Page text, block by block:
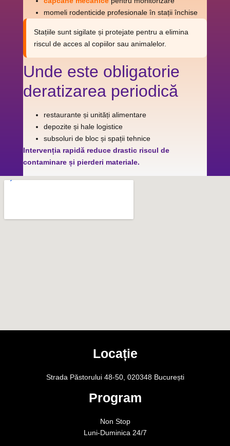
momeli rodenticide profesionale în stații închise
Stațiile sunt sigilate și protejate pentru a elimina
riscul de acces al copiilor sau animalelor.
Unde este obligatorie
deratizarea periodică
restaurante și unități alimentare
depozite și hale logistice
subsoluri de bloc și spații tehnice
Intervenția rapidă reduce drastic riscul de
contaminare și pierderi materiale.
Locație
Strada Păstorului 48-50, 020348 București
Program
Non Stop
Luni-Duminica 24/7